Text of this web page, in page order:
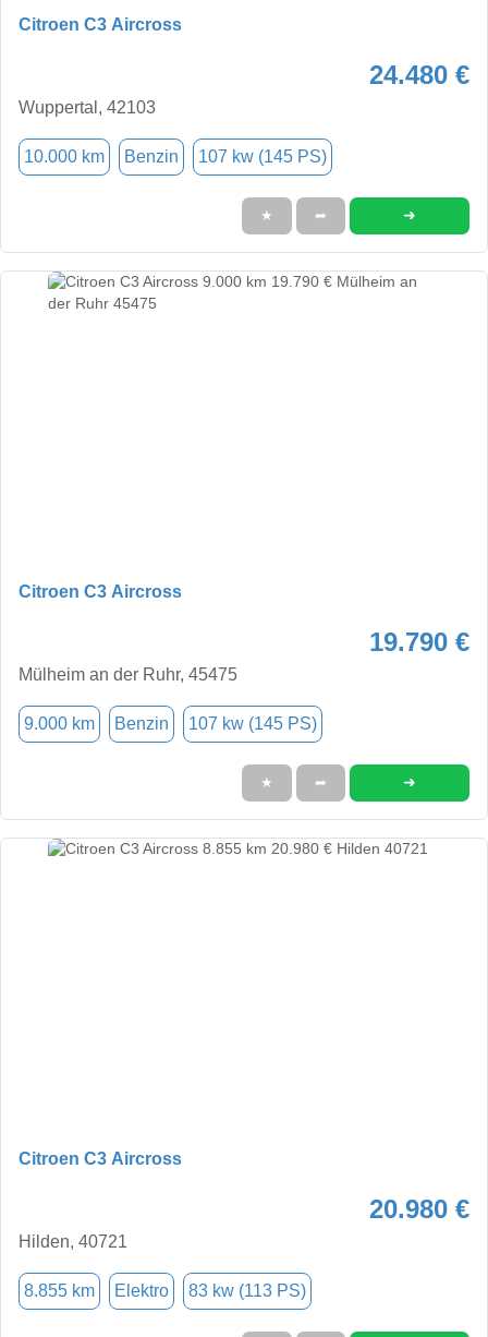
Citroen C3 Aircross
24.480 €
Wuppertal, 42103
10.000 km Benzin 107 kw (145 PS)
★ ➦ ➜
Citroen C3 Aircross
19.790 €
Mülheim an der Ruhr, 45475
9.000 km Benzin 107 kw (145 PS)
★ ➦ ➜
Citroen C3 Aircross
20.980 €
Hilden, 40721
8.855 km Elektro 83 kw (113 PS)